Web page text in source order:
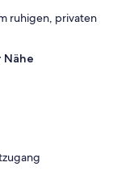
ruhigen, privaten
Nähe